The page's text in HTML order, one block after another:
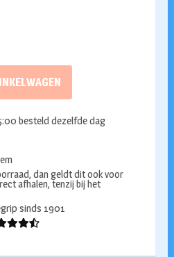
besteld dezelfde dag
dan geldt dit ook voor
afhalen, tenzij bij het
sinds 1901